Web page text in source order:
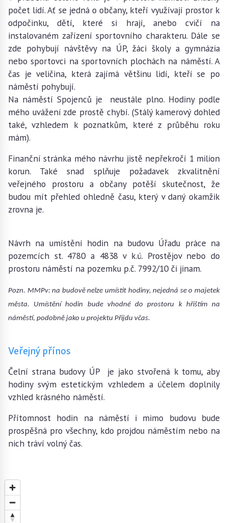
počet lidí. Ať se jedná o občany, kteří využívají prostor k
odpočinku, dětí, které si hrají, anebo cvičí na
instalovaném zařízení sportovního charakteru. Dále se
zde pohybují návštěvy na ÚP, žáci školy a gymnázia
nebo sportovci na sportovních plochách na náměstí. A
čas je veličina, která zajímá většinu lidí, kteří se po
náměstí pohybují.
Na náměstí Spojenců je neustále plno. Hodiny podle
mého uvážení zde prostě chybí. (Stálý kamerový dohled
také, vzhledem k poznatkům, které z průběhu roku
mám).
Finanční stránka mého návrhu jistě nepřekročí 1 milion
korun. Také snad splňuje požadavek zkvalitnění
veřejného prostoru a občany potěší skutečnost, že
budou mít přehled ohledně času, který v daný okamžik
zrovna je.
Návrh na umístění hodin na budovu Úřadu práce na
pozemcích st. 4780 a 4838 v k.ú. Prostějov nebo do
prostoru náměstí na pozemku p.č. 7992/10 či jinam.
Pozn. MMPv: na budově nelze umístit hodiny, nejedná se o majetek
města. Umístění hodin bude vhodné do prostoru k hřištím na
náměstí, podobně jako u projektu Přijdu včas.
Veřejný přínos
Čelní strana budovy ÚP je jako stvořená k tomu, aby
hodiny svým estetickým vzhledem a účelem doplnily
vzhled krásného náměstí.
Přítomnost hodin na náměstí i mimo budovu bude
prospěšná pro všechny, kdo projdou náměstím nebo na
nich tráví volný čas.